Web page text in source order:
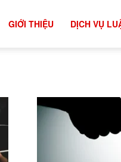
GIỚI THIỆU DỊCH VỤ